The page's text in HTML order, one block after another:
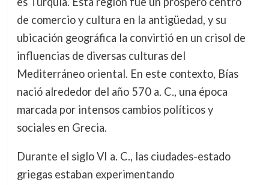
de comercio y cultura en la antigüedad, y su
ubicación geográfica la convirtió en un crisol de
influencias de diversas culturas del
Mediterráneo oriental. En este contexto, Bías
nació alrededor del año 570 a. C., una época
marcada por intensos cambios políticos y
sociales en Grecia.
Durante el siglo VI a. C., las ciudades-estado
griegas estaban experimentando